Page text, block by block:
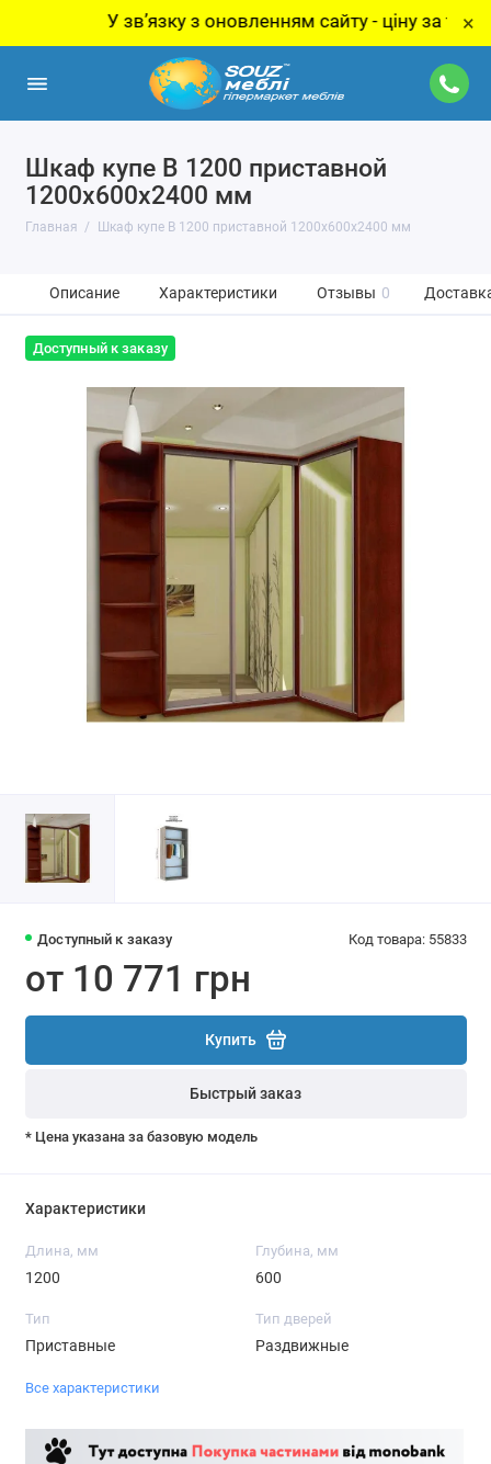
У звʼязку з оновленням сайту - ціну за товар ×
Шкаф купе В 1200 приставной
1200x600x2400 мм
Главная Шкаф купе В 1200 приставной 1200x600x2400 мм
Описание Характеристики Отзывы 0
Доступный к заказу
Доступный к заказу Код товара: 55833
от 10 771 грн
Купить
Быстрый заказ
* Цена указана за базовую модель
Характеристики
Длина, мм
1200
Глубина, мм
600
Тип
Приставные
Тип дверей
Раздвижные
Все характеристики